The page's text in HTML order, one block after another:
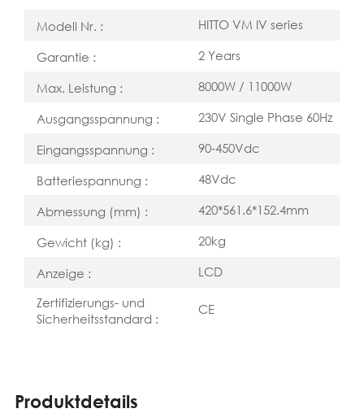
Modell Nr. :
HITTO VM IV series
Garantie :
2 Years
Max. Leistung :
8000W / 11000W
Ausgangsspannung :
230V Single Phase 60Hz
Eingangsspannung :
90-450Vdc
Batteriespannung :
48Vdc
Abmessung (mm) :
420*561.6*152.4mm
Gewicht (kg) :
20kg
Anzeige :
LCD
Zertifizierungs- und
Sicherheitsstandard :
CE
Produktdetails